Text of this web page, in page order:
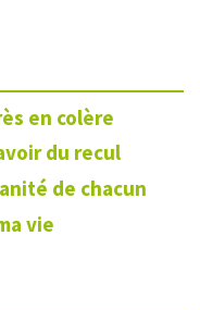
en colère
du recul
de chacun
vie